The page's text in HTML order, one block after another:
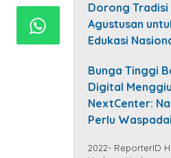
Dorong Tradisi
Agustusan
Edukasi
Bunga Tinggi
Digital
NextCenter:
Perlu
2022- ReporterID